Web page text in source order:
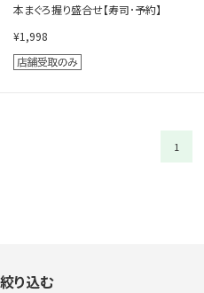
本まぐろ握り盛合せ【寿司･予約】
¥1,998
1
り込む